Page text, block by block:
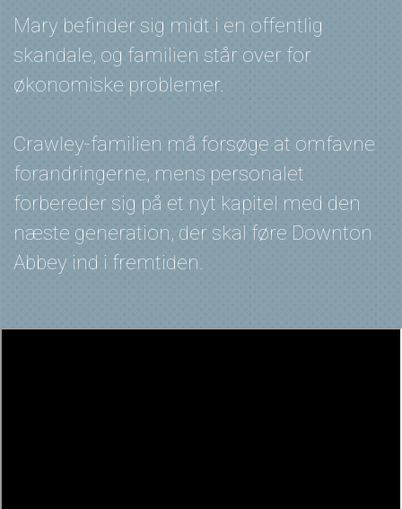
Mary befinder sig midt i en offentlig
skandale, og familien står over for
økonomiske problemer.
Crawley-familien må forsøge at omfavne
forandringerne, mens personalet
forbereder sig på et nyt kapitel med den
næste generation, der skal føre Downton
Abbey ind i fremtiden.